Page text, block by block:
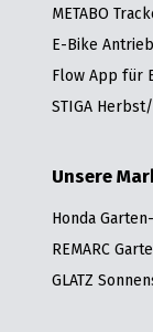
METABO
E-Bike
Flow App für
STIGA
Unsere
Honda
REMARC
GLATZ